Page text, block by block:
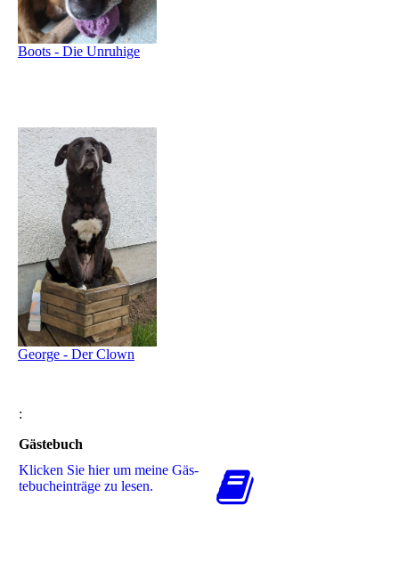
Boots - Die Unruhige
George - Der Clown
:
Gästebuch
Klicken Sie hier um meine Gäs­
te­buch­ein­trä­ge zu lesen.